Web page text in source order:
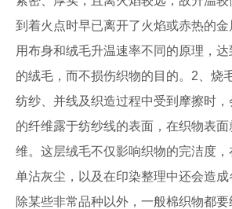
到着火点时早已离开了火焰或赤热的金
用布身和绒毛升温速率不同的原理，
的绒毛，而不损伤织物的目的。2、烧
纺纱、并线及织造过程中受到摩擦时
的纤维露于纺纱线的表面，在织物表
维。这层绒毛不仅影响织物的完洁度
单沾灰尘，以及在印染整理中还会造成
除某些非常品种以外，一般棉织物都